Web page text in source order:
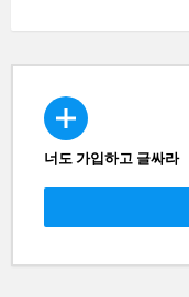
CREATE
너도 가입하고 글싸라